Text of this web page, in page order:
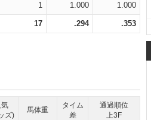
1 1.000 1.000
17 .294 .353
気
ズ)
馬体重
タイム
差
通過順位
上3F